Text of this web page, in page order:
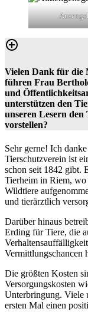
Vielen Dank für die
führen Frau
und
unterstützen den
unseren Lesern
vorstellen?
Sehr gerne! Ich
Tierschutzverein ist
schon seit 1842 gibt.
Tierheim in Riem,
Wildtiere
und tierärztlich
Darüber hinaus
Erding für Tiere, die
Vermittlungschancen
Die größten Kosten
Versorgungskosten
Unterbringung. Viele
ersten Mal einen